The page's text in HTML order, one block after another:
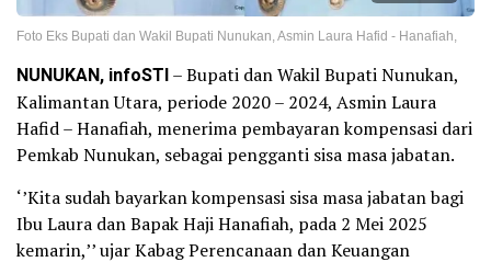
Foto Eks Bupati dan Wakil Bupati Nunukan, Asmin Laura Hafid - Hanafiah,
NUNUKAN, infoSTI– Bupati dan Wakil Bupati Nunukan,
Kalimantan Utara, periode 2020 – 2024, Asmin Laura
Hafid – Hanafiah, menerima pembayaran kompensasi dari
Pemkab Nunukan, sebagai pengganti sisa masa jabatan.
‘’Kita sudah bayarkan kompensasi sisa masa jabatan bagi
Ibu Laura dan Bapak Haji Hanafiah, pada 2 Mei 2025
kemarin,’’ ujar Kabag Perencanaan dan Keuangan